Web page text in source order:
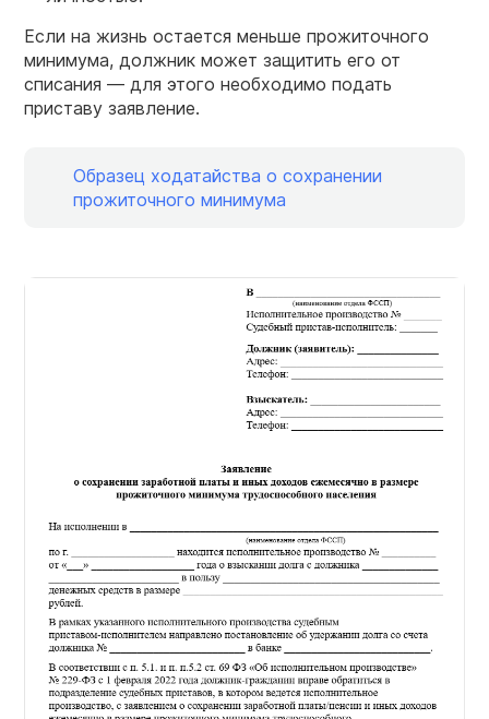
Если на жизнь остается меньше прожиточного
минимума, должник может защитить его от
списания — для этого необходимо подать
приставу заявление.
Образец ходатайства о сохранении
прожиточного минимума